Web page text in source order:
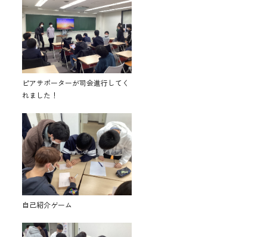
ピアサポーターが司会進行してく
れました！
自己紹介ゲーム